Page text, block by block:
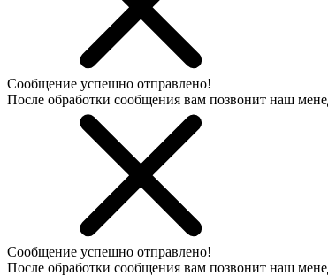
Сообщение успешно отправлено!
После обработки сообщения вам позвонит наш
Сообщение успешно отправлено!
После обработки сообщения вам позвонит наш